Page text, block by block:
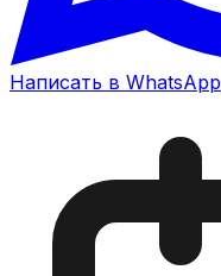
Написать в WhatsApp